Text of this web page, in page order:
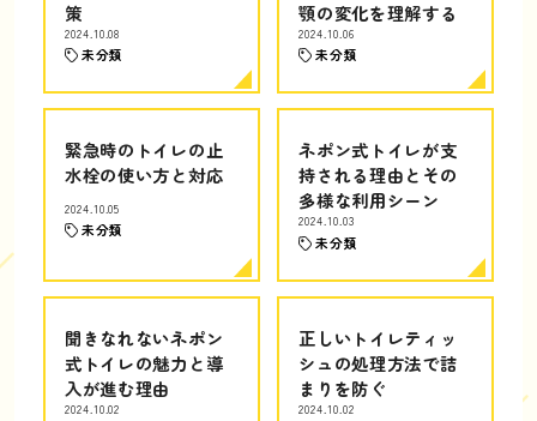
策
2024.10.08
未分類
顎の変化を理解する
2024.10.06
未分類
緊急時のトイレの止
水栓の使い方と対応
2024.10.05
未分類
ネポン式トイレが支
持される理由とその
多様な利用シーン
2024.10.03
未分類
聞きなれないネポン
式トイレの魅力と導
入が進む理由
2024.10.02
正しいトイレティッ
シュの処理方法で詰
まりを防ぐ
2024.10.02